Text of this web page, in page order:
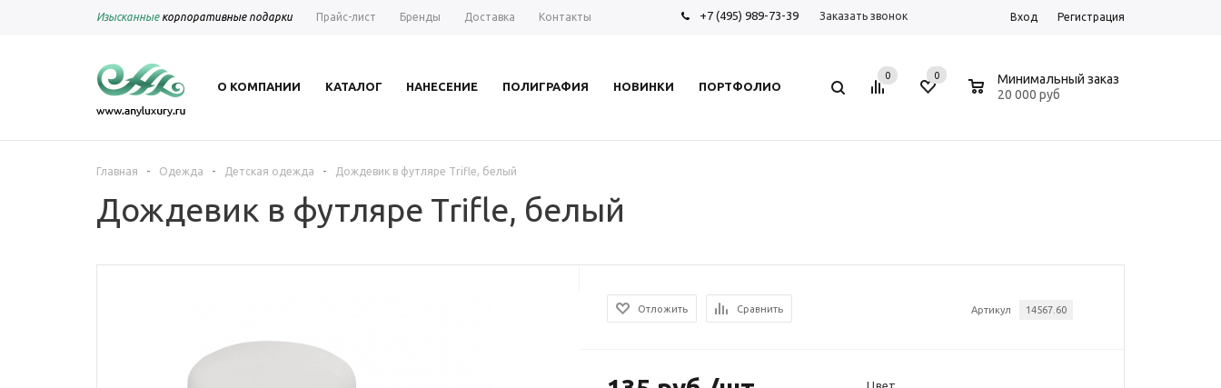
Изысканныекорпоративные подарки Прайс-лист Бренды Доставка Контакты +7 (495) 989-73-39 Заказать звонок Вход Регистрация
О КОМПАНИИ КАТАЛОГ НАНЕСЕНИЕ ПОЛИГРАФИЯ НОВИНКИ ПОРТФОЛИО
0 0
Минимальный заказ
20 000 руб
Главная - Одежда - Детская одежда - Дождевик в футляре Trifle, белый
Дождевик в футляре Trifle, белый
Артикул 14567.60
Отложить Сравнить
Цвет